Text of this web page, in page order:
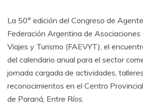
La 50° edición del Congreso de
Federación Argentina de Asociaciones
Viajes y Turismo (FAEVYT), el
del calendario anual para el sector
jornada cargada de actividades,
reconocimientos en el Centro
de Paraná, Entre Ríos.